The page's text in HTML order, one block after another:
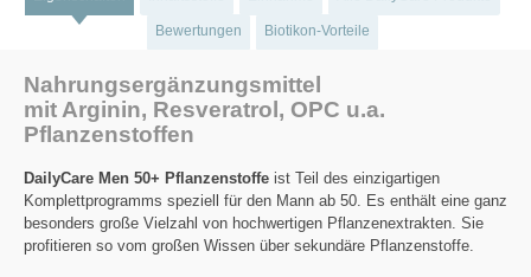
Bewertungen Biotikon-Vorteile
Nahrungsergänzungsmittel
mit Arginin, Resveratrol, OPC u.a.
Pflanzenstoffen
DailyCare Men 50+ Pflanzenstoffe ist Teil des einzigartigen
Komplettprogramms speziell für den Mann ab 50. Es enthält eine ganz
besonders große Vielzahl von hochwertigen Pflanzenextrakten. Sie
profitieren so vom großen Wissen über sekundäre Pflanzenstoffe.